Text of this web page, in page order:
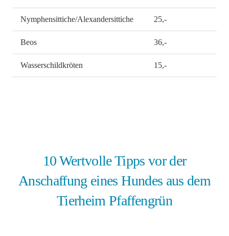
Nymphensittiche/Alexandersittiche 25,-
Beos 36,-
Wasserschildkröten 15,-
10 Wertvolle Tipps vor der
Anschaffung eines Hundes aus dem
Tierheim Pfaffengrün